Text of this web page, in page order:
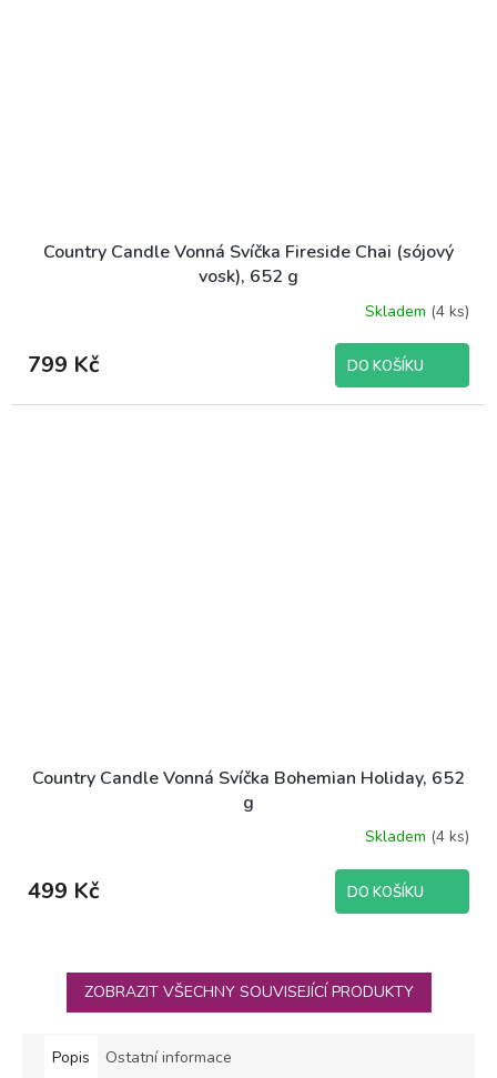
Country Candle Vonná Svíčka Fireside Chai (sójový
vosk), 652 g
Skladem (4 ks)
799 Kč DO KOŠÍKU
Country Candle Vonná Svíčka Bohemian Holiday, 652
g
Skladem (4 ks)
499 Kč DO KOŠÍKU
ZOBRAZIT VŠECHNY SOUVISEJÍCÍ PRODUKTY
Popis Ostatní informace